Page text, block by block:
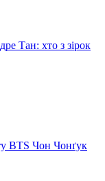
Тан: хто з зірок
BTS Чон Чонґук